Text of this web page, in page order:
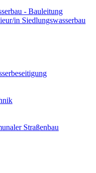
- Bauleitung
in Siedlungswasserbau
Straßenbau